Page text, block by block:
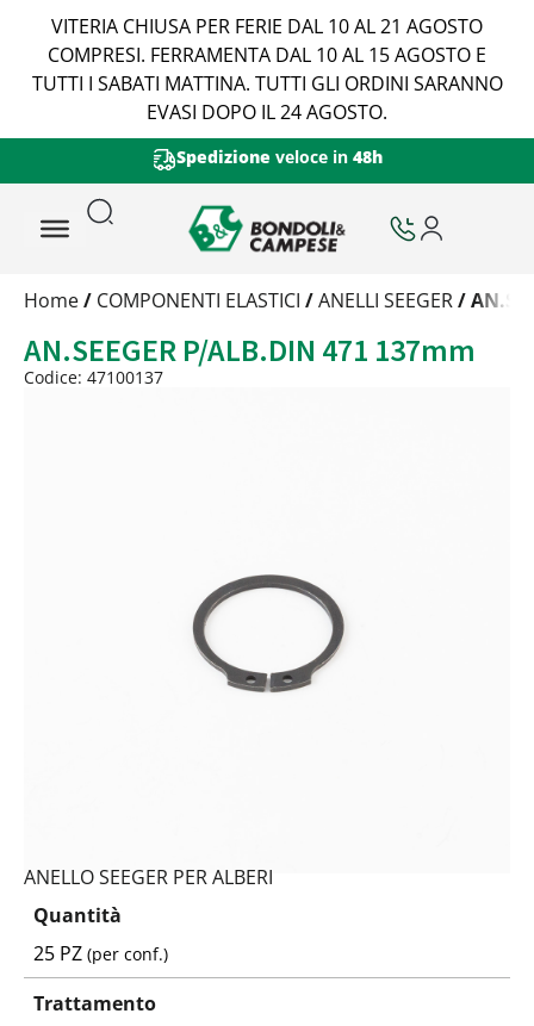
VITERIA CHIUSA PER FERIE DAL 10 AL 21 AGOSTO
COMPRESI. FERRAMENTA DAL 10 AL 15 AGOSTO E
TUTTI I SABATI MATTINA. TUTTI GLI ORDINI SARANNO
EVASI DOPO IL 24 AGOSTO.
Spedizione veloce in 48h
Trattamento
Peso
Quantità
Home/ COMPONENTI ELASTICI /ANELLI SEEGER/
AN.SEEGER P/ALB.DIN 471 137mm
Codice: 47100137
ANELLO SEEGER PER ALBERI
Quantità
25 PZ(per conf.)
Trattamento